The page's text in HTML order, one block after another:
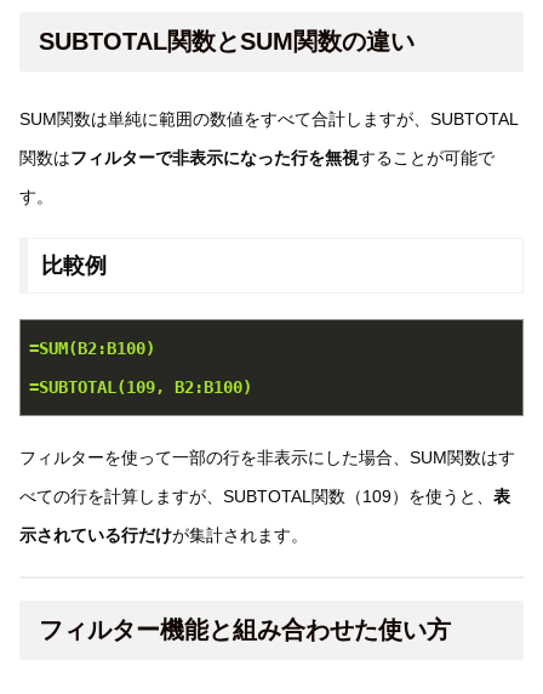
SUBTOTAL関数とSUM関数の違い
SUM関数は単純に範囲の数値をすべて合計しますが、SUBTOTAL
関数はフィルターで非表示になった行を無視することが可能で
す。
比較例
=SUM(B2:B100)
=SUBTOTAL(109, B2:B100)
フィルターを使って一部の行を非表示にした場合、SUM関数はす
べての行を計算しますが、SUBTOTAL関数（109）を使うと、 表
示されている行だけが集計されます。
フィルター機能と組み合わせた使い方